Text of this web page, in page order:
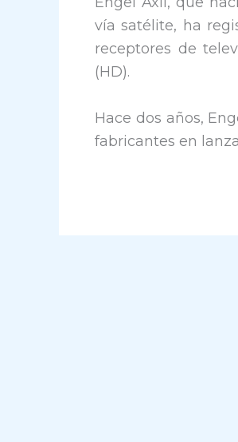
vía satélite, ha
receptores de
(HD).
Hace dos años,
fabricantes en